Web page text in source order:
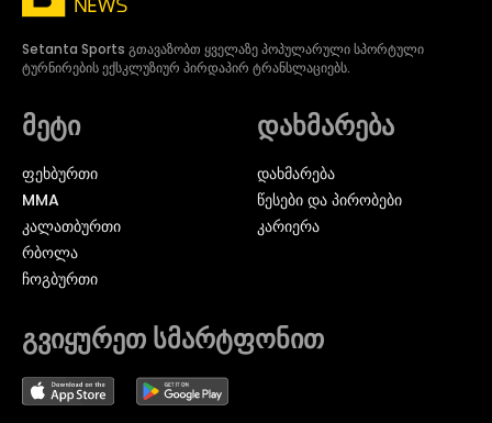
Setanta Sports გთავაზობთ ყველაზე პოპულარული სპორტული
ტურნირების ექსკლუზიურ პირდაპირ ტრანსლაციებს.
მეტი
ᲤᲔᲮᲑᲣᲠᲗᲘ
MMA
ᲙᲐᲚᲐᲗᲑᲣᲠᲗᲘ
ᲠᲑᲝᲚᲐ
ᲩᲝᲒᲑᲣᲠᲗᲘ
დახმარება
დახმარება
წესები და პირობები
კარიერა
გვიყურეთ სმარტფონით